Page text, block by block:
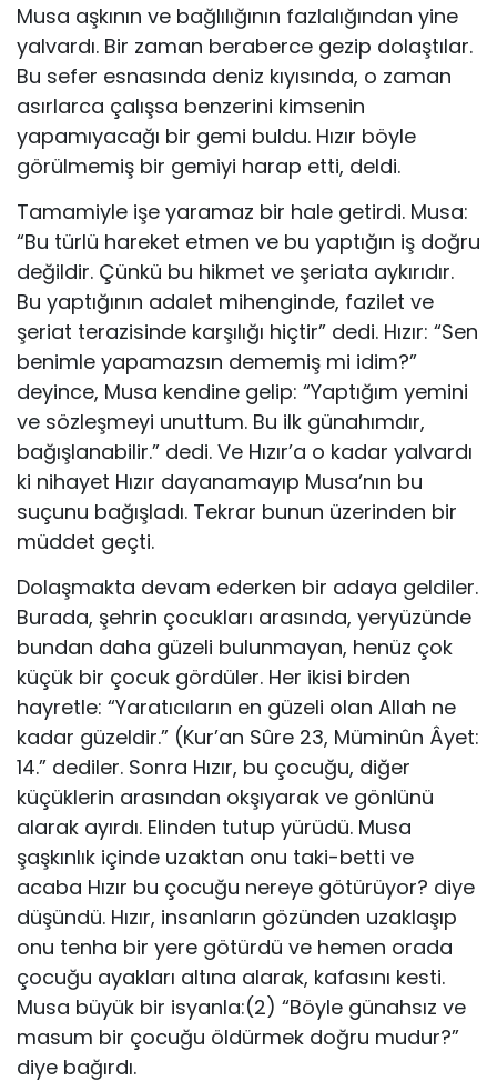
Musa aşkının ve bağlılığının fazlalığından yine
yalvardı. Bir zaman beraberce gezip dolaştılar.
Bu sefer esnasında deniz kıyısında, o zaman
asır­larca çalışsa benzerini kimsenin
yapamıyacağı bir gemi buldu. Hızır böyle
görülmemiş bir gemiyi harap etti, deldi.
Tamamiyle işe yaramaz bir hale getirdi. Musa:
“Bu türlü hareket etmen ve bu yaptığın iş doğru
değildir. Çünkü bu hikmet ve şeriata aykırıdır.
Bu yaptığının adalet mihenginde, fazilet ve
şeriat terazisinde karşılığı hiçtir” dedi. Hızır: “Sen
benimle yapamazsın dememiş mi idim?”
deyince, Musa kendine gelip: “Yaptığım yemini
ve sözleşmeyi unuttum. Bu ilk günahımdır,
bağışlanabilir.” dedi. Ve Hızır’a o kadar yalvardı
ki nihayet Hızır dayanamayıp Musa’nın bu
suçunu bağışladı. Tekrar bunun üzerinden bir
müddet geçti.
Dolaşmakta devam ederken bir adaya geldiler.
Burada, şehrin çocukları arasında, yeryüzünde
bundan daha güzeli bulunmayan, henüz çok
küçük bir çocuk gördüler. Her ikisi birden
hayretle: “Yaratıcıların en güzeli olan Allah ne
kadar güzeldir.” (Kur’an Sûre 23, Müminûn Âyet:
14.” dediler. Sonra Hızır, bu çocuğu, diğer
küçüklerin arasından okşıyarak ve gönlünü
alarak ayırdı. Elinden tutup yürüdü. Musa
şaşkınlık içinde uzaktan onu taki-betti ve
acaba Hızır bu çocuğu nereye götürüyor? diye
düşündü. Hızır, insan­ların gözünden uzaklaşıp
onu tenha bir yere götürdü ve hemen orada
çocuğu ayakları altına alarak, kafasını kesti.
Musa büyük bir isyanla:(2) “Böyle günahsız ve
masum bir çocuğu öldürmek doğru mudur?”
diye bağırdı.